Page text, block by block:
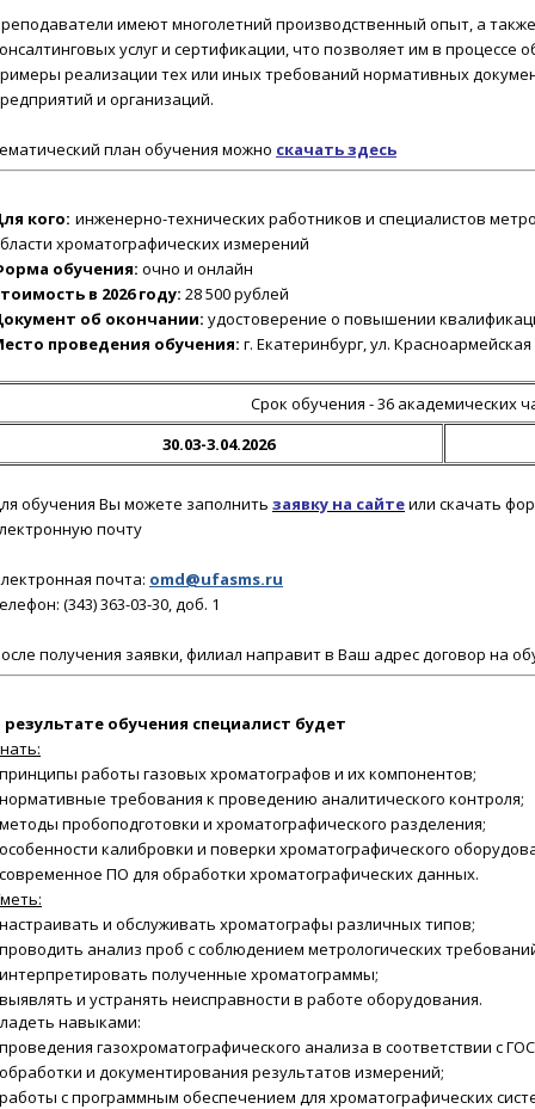
имеют многолетний производственный опыт, а
услуг и сертификации, что позволяет им в процессе
реализации тех или иных требований нормативных
и организаций.
план обучения можно скачатьздесь
кого: инженерно-технических работников и специалистов
хроматографических измерений
обучения: очно и онлайн
в 2026 году: 28 500 рублей
об окончании: удостоверение о повышении
проведения обучения: г. Екатеринбург, ул.
Срок обучения - 36 академических
30.03-3.04.2026
обучения Вы можете заполнить заявку на сайтеили скачать
почту
почта: omd@ufasms.ru
(343) 363-03-30, доб. 1
получения заявки, филиал направит в Ваш адрес договор на
результате обучения специалист будет
принципы работы газовых хроматографов и их компонентов;
нормативные требования к проведению аналитического контроля;
методы пробоподготовки и хроматографического разделения;
особенности калибровки и поверки хроматографического
современное ПО для обработки хроматографических данных.
настраивать и обслуживать хроматографы различных типов;
проводить анализ проб с соблюдением метрологических
интерпретировать полученные хроматограммы;
выявлять и устранять неисправности в работе оборудования.
навыками:
проведения газохроматографического анализа в соответствии с
обработки и документирования результатов измерений;
работы с программным обеспечением для хроматографических